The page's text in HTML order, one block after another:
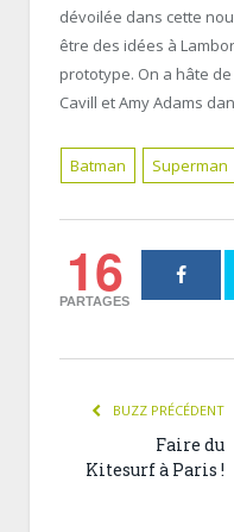
dévoilée dans cette
être des idées à
prototype. On a hâte
Cavill et Amy Adams
Batman Superman
16
PARTAGES
BUZZ PRÉCÉDENT
Faire du
Kitesurf à Paris !